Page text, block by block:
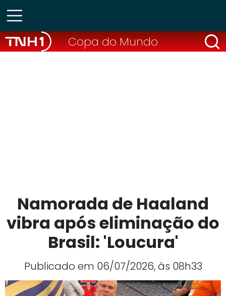
Copa do Mundo
Namorada de Haaland
vibra após eliminação do
Brasil: 'Loucura'
Publicado em 06/07/2026, às 08h33